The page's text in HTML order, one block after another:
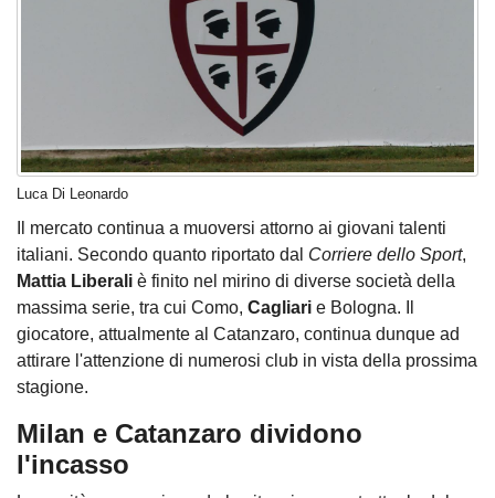
Luca Di Leonardo
Il mercato continua a muoversi attorno ai giovani talenti
italiani. Secondo quanto riportato dal Corriere dello Sport,
Mattia Liberali è finito nel mirino di diverse società della
massima serie, tra cui Como, Cagliari e Bologna. Il
giocatore, attualmente al Catanzaro, continua dunque ad
attirare l'attenzione di numerosi club in vista della prossima
stagione.
Milan e Catanzaro dividono
l'incasso